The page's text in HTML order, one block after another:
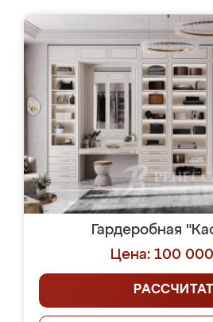
Гардеробная
Цена: 100